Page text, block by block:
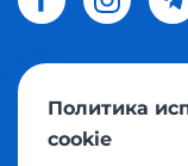
© 2026 Meest
магазинов
Политика
cookie